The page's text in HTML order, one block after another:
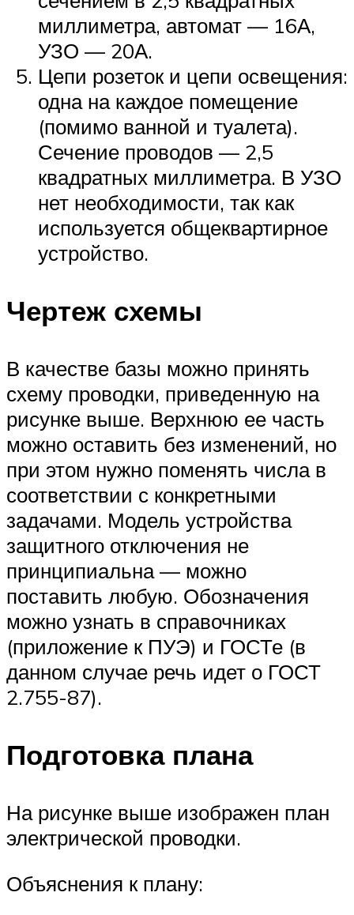
миллиметра, автомат — 16А,
УЗО — 20А.
Цепи розеток и цепи освещения:
одна на каждое помещение
(помимо ванной и туалета).
Сечение проводов — 2,5
квадратных миллиметра. В УЗО
нет необходимости, так как
используется общеквартирное
устройство.
Чертеж схемы
В качестве базы можно принять
схему проводки, приведенную на
рисунке выше. Верхнюю ее часть
можно оставить без изменений, но
при этом нужно поменять числа в
соответствии с конкретными
задачами. Модель устройства
защитного отключения не
принципиальна — можно
поставить любую. Обозначения
можно узнать в справочниках
(приложение к ПУЭ) и ГОСТе (в
данном случае речь идет о ГОСТ
2.755-87).
Подготовка плана
На рисунке выше изображен план
электрической проводки.
Объяснения к плану: